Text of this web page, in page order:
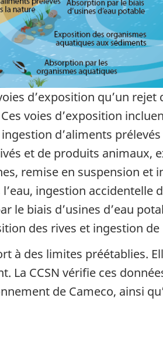
d’exposition qu’un
voies d’exposition
d’aliments
et de produits animaux,
remise en suspension et
ingestion accidentelle
biais d’usines d’eau
des rives et ingestion
à des limites préétablies.
La CCSN vérifie ces
de Cameco, ainsi